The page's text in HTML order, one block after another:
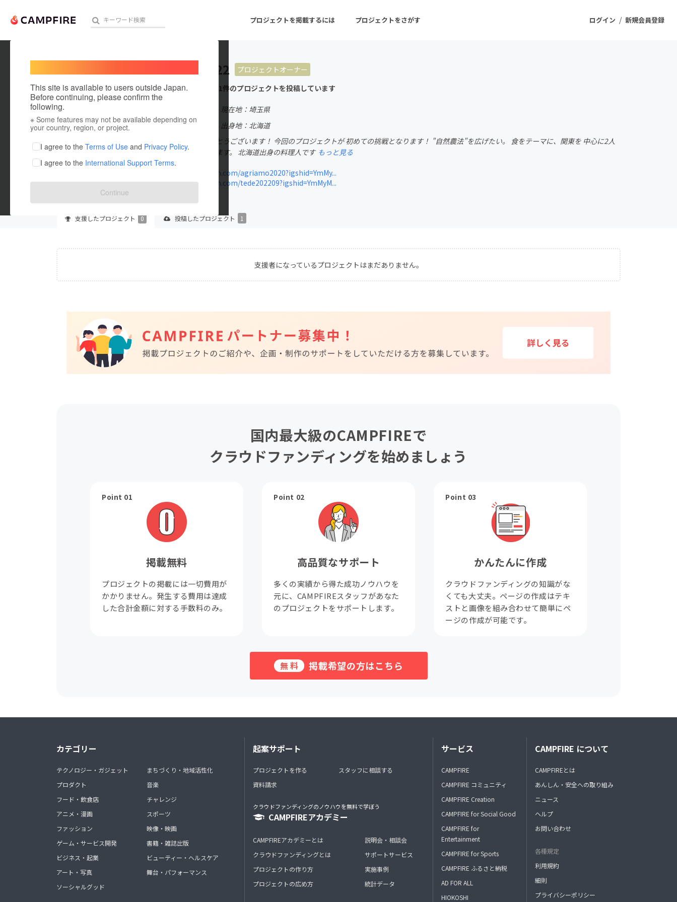
ログイン / 新規会員登録
プロジェクトを掲載するには プロジェクトをさがす
人気のプロジェクト 注目のリターン 注目の新着プロジェクト
アート・写真 音楽
テクノロジー・ガジェット
ゲーム・サービス開発 フード・飲食店
ファッション
映像・映画
ビジネス・起業
チャレンジ
まちづくり・地域活性化
This site is available to users outside Japan.
Before continuing, please confirm the
following.
※ Some features may not be available depending on
your country, region, or project.
I agree to the Terms of Use and Privacy Policy.
I agree to the International Support Terms.
Continue
tede2022
プロジェクトオーナー
これまでに1件のプロジェクトを投稿しています
現在地：埼玉県
出身国：日本
出身地：北海道
ご拝見ありがとうございます！ 今回のプロジェクトが 初めての挑戦となります！ "自然農法"を広げたい。 食をテーマに、関東を 中心に2人
で活動しています。 北海道出身の料理人です もっと見る
instagram.com/agriamo2020?igshid=YmMy...
instagram.com/tede202209?igshid=YmMyM...
支援したプロジェクト 0 投稿したプロジェクト 1
支援者になっているプロジェクトはまだありません。
国内最大級のCAMPFIREで
クラウドファンディングを始めましょう
Point 01
掲載無料
プロジェクトの掲載には一切費用が
かかりません。発生する費用は達成
した合計金額に対する手数料のみ。
Point 02
高品質なサポート
多くの実績から得た成功ノウハウを
元に、CAMPFIREスタッフがあなた
のプロジェクトをサポートします。
Point 03
かんたんに作成
クラウドファンディングの知識がな
くても大丈夫。ページの作成はテキ
ストと画像を組み合わせて簡単にペ
ージの作成が可能です。
無料 掲載希望の方はこちら
カテゴリー
テクノロジー・ガジェット
プロダクト
フード・飲食店
アニメ・漫画
ファッション
ゲーム・サービス開発
ビジネス・起業
アート・写真
ソーシャルグッド
まちづくり・地域活性化
音楽
チャレンジ
スポーツ
映像・映画
書籍・雑誌出版
ビューティー・ヘルスケア
舞台・パフォーマンス
起案サポート
プロジェクトを作る
資料請求
スタッフに相談する
クラウドファンディングのノウハウを無料で学ぼう
CAMPFIREアカデミー
CAMPFIREアカデミーとは
クラウドファンディングとは
プロジェクトの作り方
プロジェクトの広め方
説明会・相談会
サポートサービス
実施事例
統計データ
サービス
CAMPFIRE
CAMPFIRE コミュニティ
CAMPFIRE Creation
CAMPFIRE for Social Good
CAMPFIRE for
Entertainment
CAMPFIRE for Sports
CAMPFIRE ふるさと納税
AD FOR ALL
HIOKOSHI
CAMPFIRE について
CAMPFIREとは
あんしん・安全への取り組み
ニュース
ヘルプ
お問い合わせ
各種規定
利用規約
細則
プライバシーポリシー